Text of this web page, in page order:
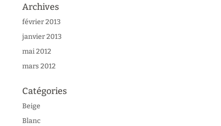
Archives
février 2013
janvier 2013
mai 2012
mars 2012
Catégories
Beige
Blanc